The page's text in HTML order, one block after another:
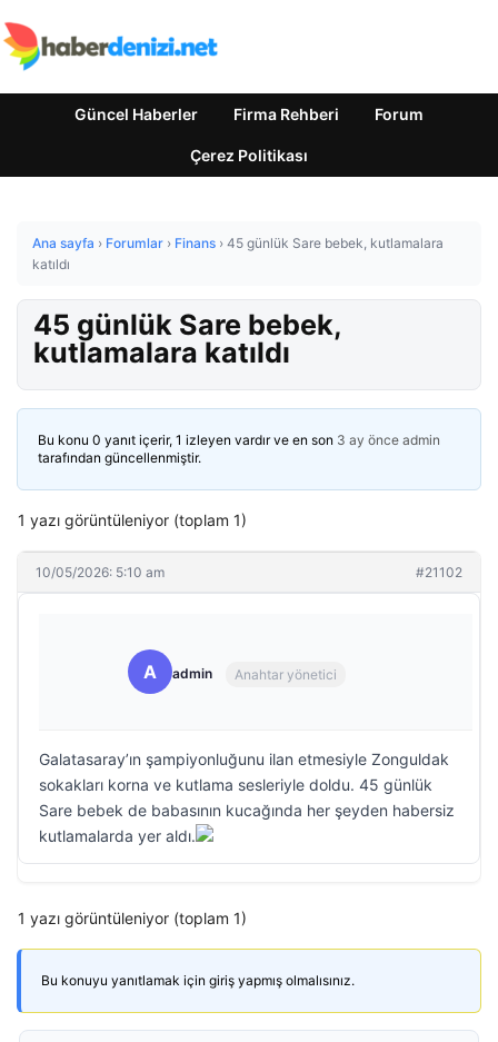
Güncel Haberler Firma Rehberi Forum
Çerez Politikası
Ana sayfa › Forumlar › Finans › 45 günlük Sare bebek, kutlamalara
katıldı
45 günlük Sare bebek,
kutlamalara katıldı
Bu konu 0 yanıt içerir, 1 izleyen vardır ve en son 3 ay önce admin
tarafından güncellenmiştir.
1 yazı görüntüleniyor (toplam 1)
10/05/2026: 5:10 am #21102
A admin Anahtar yönetici
Galatasaray’ın şampiyonluğunu ilan etmesiyle Zonguldak
sokakları korna ve kutlama sesleriyle doldu. 45 günlük
Sare bebek de babasının kucağında her şeyden habersiz
kutlamalarda yer aldı.
1 yazı görüntüleniyor (toplam 1)
Bu konuyu yanıtlamak için giriş yapmış olmalısınız.